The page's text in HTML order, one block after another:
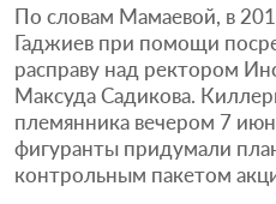
По словам Мамаевой, в
Гаджиев при помощи
расправу над ректором
Максуда Садикова.
племянника вечером 7
фигуранты придумали
контрольным пакетом